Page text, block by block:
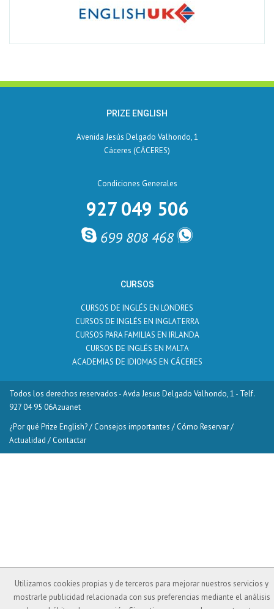
Utilizamos cookies propias y de terceros para mejorar nuestros servicios y
mostrarle publicidad relacionada con sus preferencias mediante el análisis
PRIZE ENGLISH
Avenida Jesús Delgado Valhondo, 1
Cáceres (CÁCERES)
Condiciones Generales
927 049 506
699 808 468
CURSOS
CURSOS DE INGLÉS EN LONDRES
CURSOS DE INGLÉS EN INGLATERRA
CURSOS PARA FAMILIAS EN IRLANDA
CURSOS DE INGLÉS EN MALTA
ACADEMIAS DE IDIOMAS EN CÁCERES
Todos los derechos reservados - Avda Jesus Delgado Valhondo, 1 - Telf.
927 04 95 06Azuanet
¿Por qué Prize English?/ Consejos importantes / Cómo Reservar/
Actualidad / Contactar